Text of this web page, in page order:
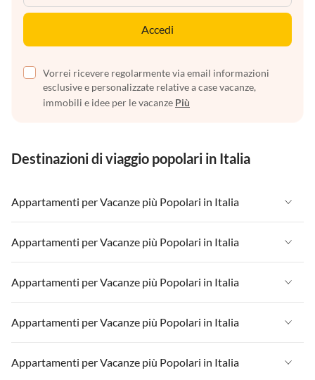
Accedi
Vorrei ricevere regolarmente via email informazioni
esclusive e personalizzate relative a case vacanze,
immobili e idee per le vacanze Più
Destinazioni di viaggio popolari in Italia
Appartamenti per Vacanze più Popolari in Italia
Appartamenti per Vacanze in Italia
Appartamenti per Vacanze in Liguria
Appartamenti per Vacanze in Lombardia
Appartamenti per Vacanze in Lago di Garda
Appartamenti per Vacanze in Lago di Como
Appartamenti per Vacanze più Popolari in Italia
Appartamenti per Vacanze in Italia
Appartamenti per Vacanze in Liguria
Appartamenti per Vacanze in Lombardia
Appartamenti per Vacanze più Popolari in Italia
Appartamenti per Vacanze in Italia
Appartamenti per Vacanze in Liguria
Appartamenti per Vacanze in Lombardia
Appartamenti per Vacanze più Popolari in Italia
Appartamenti per Vacanze in Italia
Appartamenti per Vacanze più Popolari in Italia